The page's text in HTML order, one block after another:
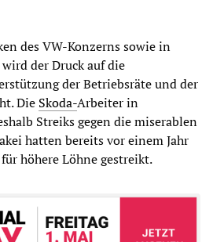
des VW-Konzerns sowie in
der Druck auf die
der Betriebsräte und der
Die Skoda-Arbeiter in
Streiks gegen die miserablen
hatten bereits vor einem Jahr
für höhere Löhne gestreikt.